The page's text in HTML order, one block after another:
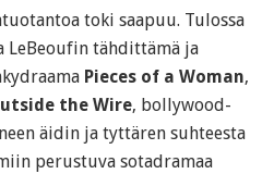
toki saapuu. Tulossa
LeBeoufin tähdittämä ja
Pieces of a Woman,
the Wire, bollywood-
äidin ja tyttären suhteesta
perustuva sotadramaa